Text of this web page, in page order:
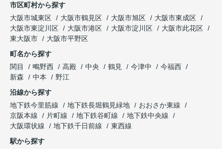
市区町村から探す
大阪市城東区
大阪市鶴見区 大阪市旭区
大阪市東成区
大阪市東淀川区
大阪市港区 大阪市淀川区
大阪市此花区
東大阪市
大阪市平野区
町名から探す
関目
鴫野西 高殿 中央 鶴見 今津中
今福西
新森
中本
野江
沿線から探す
地下鉄今里筋線
地下鉄長堀鶴見緑地
おおさか東線
京阪本線
片町線 地下鉄谷町線
地下鉄中央線
大阪環状線
地下鉄千日前線
東西線
駅から探す